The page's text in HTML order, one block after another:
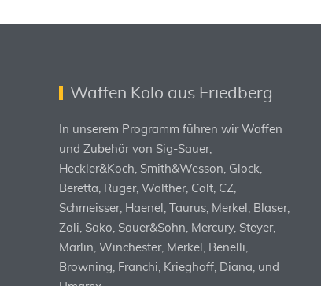
Waffen Kolo aus Friedberg
In unserem Programm führen wir Waffen
und Zubehör von Sig-Sauer,
Heckler&Koch, Smith&Wesson, Glock,
Beretta, Ruger, Walther, Colt, CZ,
Schmeisser, Haenel, Taurus, Merkel, Blaser,
Zoli, Sako, Sauer&Sohn, Mercury, Steyer,
Marlin, Winchester, Merkel, Benelli,
Browning, Franchi, Krieghoff, Diana, und